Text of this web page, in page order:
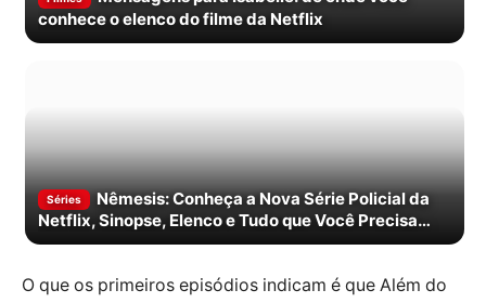
conhece o elenco do filme da Netflix
Séries
Nêmesis: Conheça a Nova Série Policial da
Netflix, Sinopse, Elenco e Tudo que Você Precisa
Saber
O que os primeiros episódios indicam é que Além do